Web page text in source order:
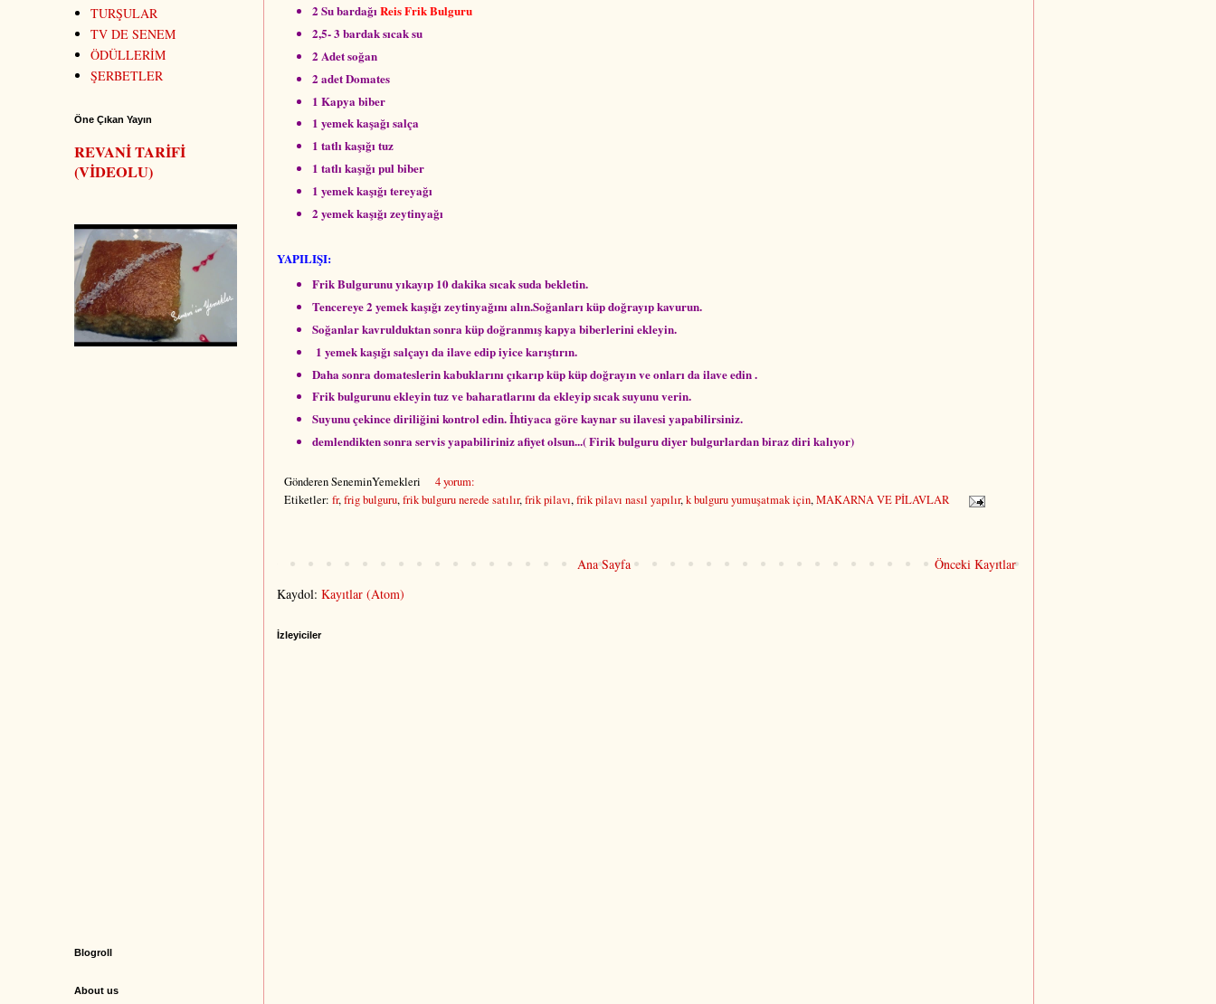
2 Su bardağıReis Frik Bulguru
2,5- 3 bardak sıcak su
2 Adet soğan
2 adet Domates
1 Kapya biber
1 yemek kaşağı salça
1 tatlı kaşığı tuz
1 tatlı kaşığı pul biber
1 yemek kaşığı tereyağı
2 yemek kaşığı zeytinyağı
YAPILIŞI:
Frik Bulgurunu yıkayıp 10 dakika sıcak suda bekletin.
Tencereye 2 yemek kaşığı zeytinyağını alın.Soğanları küp doğrayıp kavurun.
Soğanlar kavrulduktan sonra küp doğranmış kapya biberlerini ekleyin.
1 yemek kaşığı salçayı da ilave edip iyice karıştırın.
Daha sonra domateslerin kabuklarını çıkarıp küp küp doğrayın ve onları da ilave edin .
Frik bulgurunu ekleyin tuz ve baharatlarını da ekleyip sıcak suyunu verin.
Suyunu çekince diriliğini kontrol edin. İhtiyaca göre kaynar su ilavesi yapabilirsiniz.
demlendikten sonra servis yapabiliriniz afiyet olsun...( Firik bulguru diyer bulgurlardan biraz diri kalıyor)
GönderenSeneminYemekleri
4 yorum:
Etiketler: fr,frig bulguru,frik bulguru nerede satılır,frik pilavı,frik pilavı nasıl yapılır,k bulguru yumuşatmak için,MAKARNA VE PİLAVLAR
Önceki Kayıtlar
Ana Sayfa
Kaydol: Kayıtlar (Atom)
İzleyiciler
TURŞULAR
TV DE SENEM
ÖDÜLLERİM
ŞERBETLER
Öne Çıkan Yayın
REVANİ TARİFİ
(VİDEOLU)
Blogroll
About us